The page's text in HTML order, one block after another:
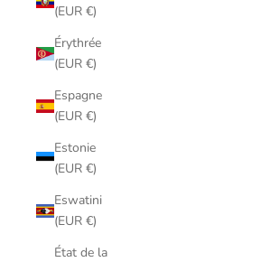
(EUR €)
Érythrée
(EUR €)
Espagne
(EUR €)
Estonie
(EUR €)
Eswatini
(EUR €)
État de la